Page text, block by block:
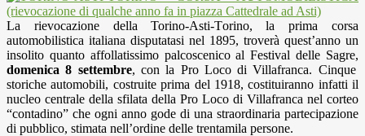
La rievocazione della Torino-Asti-Torino, la prima corsa
automobilistica italiana disputatasi nel 1895, troverà quest’anno un
insolito quanto affollatissimo palcoscenico al Festival delle Sagre,
domenica 8 settembre, con la Pro Loco di Villafranca. Cinque
storiche automobili, costruite prima del 1918, costituiranno infatti il
nucleo centrale della sfilata della Pro Loco di Villafranca nel corteo
“contadino” che ogni anno gode di una straordinaria partecipazione
di pubblico, stimata nell’ordine delle trentamila persone.